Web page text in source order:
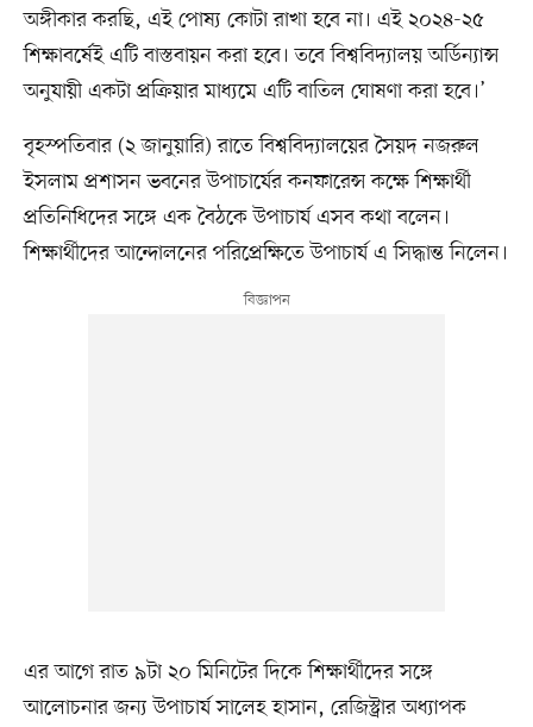
অঙ্গীকার করছি, এই পোষ্য কোটা রাখা হবে না। এই ২০২৪-২৫
শিক্ষাবর্ষেই এটি বাস্তবায়ন করা হবে। তবে বিশ্ববিদ্যালয় অর্ডিন্যান্স
অনুযায়ী একটা প্রক্রিয়ার মাধ্যমে এটি বাতিল ঘোষণা করা হবে।’
বৃহস্পতিবার (২ জানুয়ারি) রাতে বিশ্ববিদ্যালয়ের সৈয়দ নজরুল
ইসলাম প্রশাসন ভবনের উপাচার্যের কনফারেন্স কক্ষে শিক্ষার্থী
প্রতিনিধিদের সঙ্গে এক বৈঠকে উপাচার্য এসব কথা বলেন।
শিক্ষার্থীদের আন্দোলনের পরিপ্রেক্ষিতে উপাচার্য এ সিদ্ধান্ত নিলেন।
এর আগে রাত ৯টা ২০ মিনিটের দিকে শিক্ষার্থীদের সঙ্গে
আলোচনার জন্য উপাচার্য সালেহ হাসান, রেজিস্ট্রার অধ্যাপক